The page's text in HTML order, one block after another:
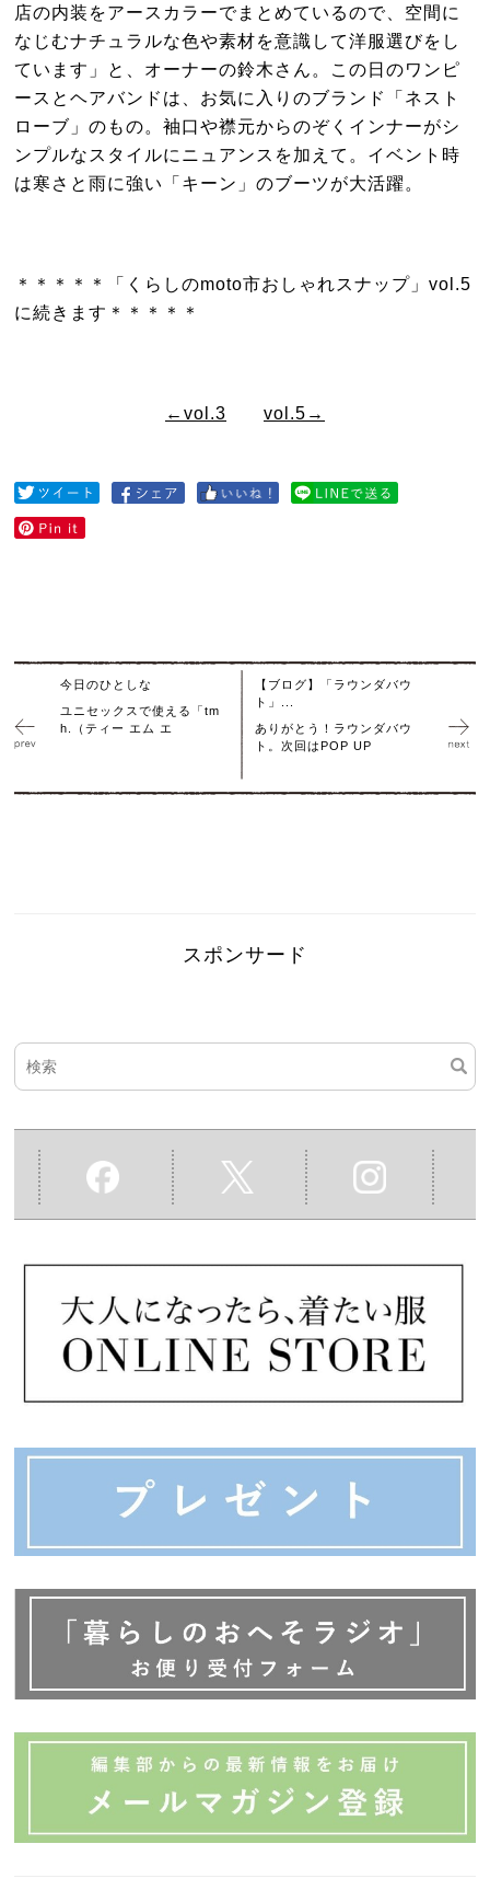
店の内装をアースカラーでまとめているので、空間に
なじむナチュラルな色や素材を意識して洋服選びをし
ています」と、オーナーの鈴木さん。この日のワンピ
ースとヘアバンドは、お気に入りのブランド「ネスト
ローブ」のもの。袖口や襟元からのぞくインナーがシ
ンプルなスタイルにニュアンスを加えて。イベント時
は寒さと雨に強い「キーン」のブーツが大活躍。
＊＊＊＊＊「くらしのmoto市おしゃれスナップ」vol.5
に続きます＊＊＊＊＊
←vol.3 vol.5→
今日のひとしな
ユニセックスで使える「tm
h.（ティー エム エ
【ブログ】「ラウンダバウ
ト」...
ありがとう！ラウンダバウ
ト。次回はPOP UP
スポンサード